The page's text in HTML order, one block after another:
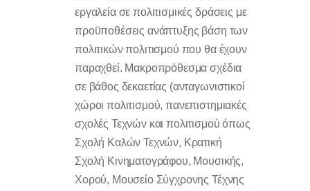
εργαλεία σε πολιτισμικές δράσεις με
προϋποθέσεις ανάπτυξης βάση των
πολιτικών πολιτισμού που θα έχουν
παραχθεί. Μακροπρόθεσμα σχέδια
σε βάθος δεκαετίας (ανταγωνιστικοί
χώροι πολιτισμού, πανεπιστημιακές
σχολές Τεχνών και πολιτισμού όπως
Σχολή Καλών Τεχνών, Κρατική
Σχολή Κινηματογράφου, Μουσικής,
Χορού, Μουσείο Σύγχρονης Τέχνης